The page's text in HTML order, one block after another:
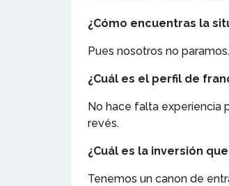
¿Cómo encuentras la
Pues nosotros no
¿Cuál es el perfil de
No hace falta experiencia
revés.
¿Cuál es la inversión
Tenemos un canon de